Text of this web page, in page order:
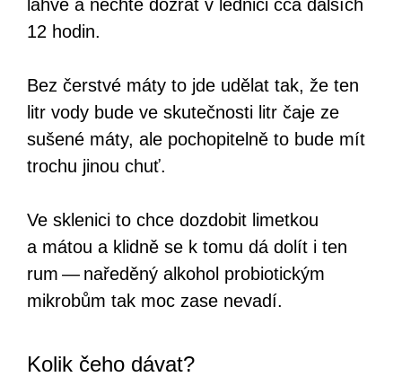
lahve a nechte dozrát v lednici cca dalších
12 hodin.
Bez čerstvé máty to jde udělat tak, že ten
litr vody bude ve skutečnosti litr čaje ze
sušené máty, ale pochopitelně to bude mít
trochu jinou chuť.
Ve sklenici to chce dozdobit limetkou
a mátou a klidně se k tomu dá dolít i ten
rum — naředěný alkohol probiotickým
mikrobům tak moc zase nevadí.
Kolik čeho dávat?